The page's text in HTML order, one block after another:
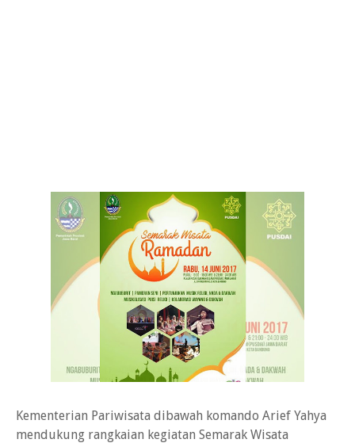
Kementerian Pariwisata dibawah komando Arief Yahya
mendukung rangkaian kegiatan Semarak Wisata